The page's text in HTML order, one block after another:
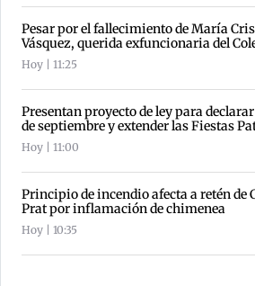
Pesar por el fallecimiento de María
Vásquez, querida exfuncionaria del
Hoy | 11:25
Presentan proyecto de ley para
de septiembre y extender las Fiestas
Hoy | 11:00
Principio de incendio afecta a retén de
Prat por inflamación de chimenea
Hoy | 10:35